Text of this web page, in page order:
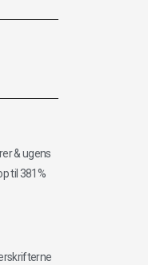
& ugens
til 381%